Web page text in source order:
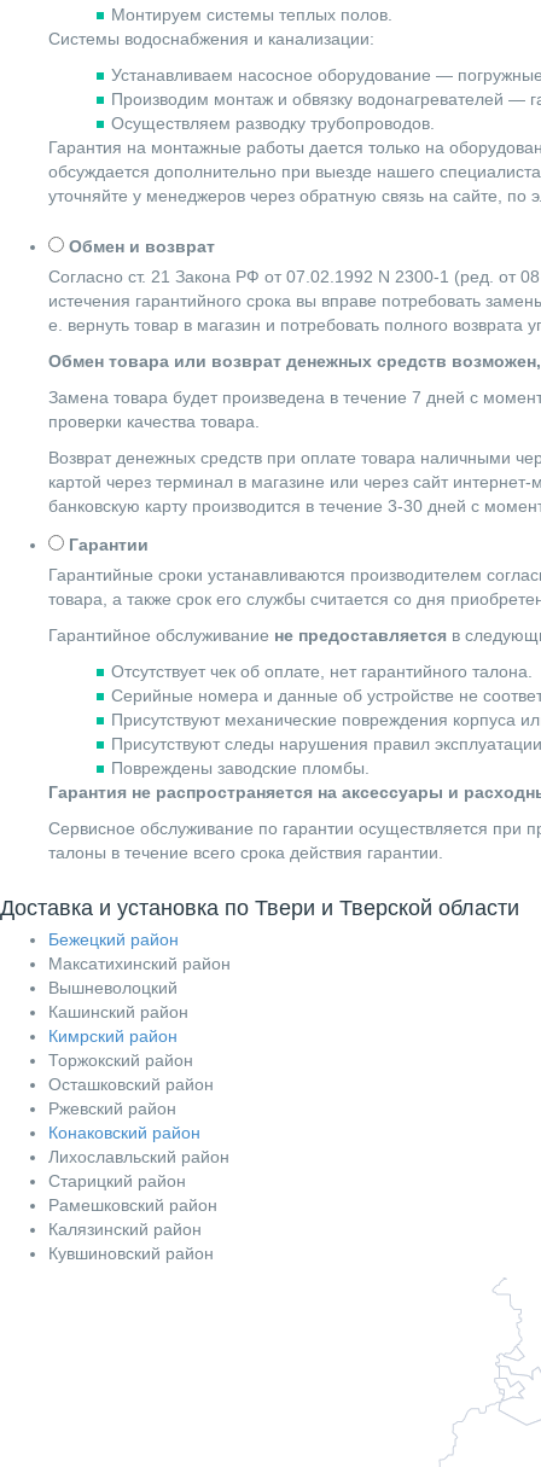
Монтируем системы теплых полов.
Системы водоснабжения и канализации:
Устанавливаем насосное оборудование —
Производим монтаж и обвязку водонагревателей —
Осуществляем разводку трубопроводов.
Гарантия на монтажные работы дается только на
обсуждается дополнительно при выезде нашего
уточняйте у менеджеров через обратную связь на сайте,
Обмен и возврат
Согласно ст. 21 Закона РФ от 07.02.1992 N 2300-1 (ред. от
истечения гарантийного срока вы вправе потребовать
е. вернуть товар в магазин и потребовать полного
Обмен товара или возврат денежных средств
Замена товара будет произведена в течение 7 дней с
проверки качества товара.
Возврат денежных средств при оплате товара наличными
картой через терминал в магазине или через сайт
банковскую карту производится в течение 3-30 дней с
Гарантии
Гарантийные сроки устанавливаются производителем
товара, а также срок его службы считается со дня
Гарантийное обслуживание не предоставляется в
Отсутствует чек об оплате, нет гарантийного талона.
Серийные номера и данные об устройстве не
Присутствуют механические повреждения корпуса
Присутствуют следы нарушения правил
Повреждены заводские пломбы.
Гарантия не распространяется на аксессуары и
Сервисное обслуживание по гарантии осуществляется при
талоны в течение всего срока действия гарантии.
Доставка и установка по Твери и Тверской области
Бежецкий район
Максатихинский район
Вышневолоцкий
Кашинский район
Кимрский район
Торжокский район
Осташковский район
Ржевский район
Конаковский район
Лихославльский район
Старицкий район
Рамешковский район
Калязинский район
Кувшиновский район